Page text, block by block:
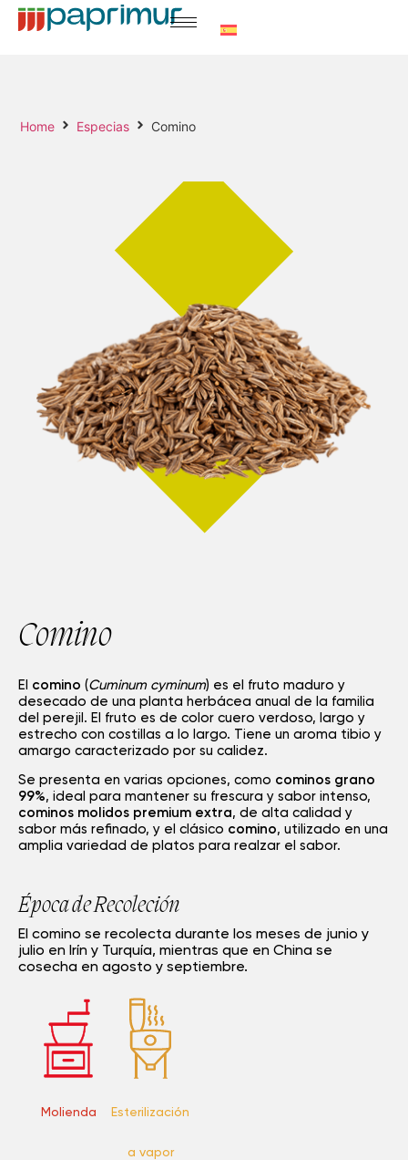
Home Especias Comino
Comino
El comino (Cuminum cyminum) es el fruto maduro y
desecado de una planta herbácea anual de la familia
del perejil. El fruto es de color cuero verdoso, largo y
estrecho con costillas a lo largo. Tiene un aroma tibio y
amargo caracterizado por su calidez.
Se presenta en varias opciones, como cominos grano
99%, ideal para mantener su frescura y sabor intenso,
cominos molidos premium extra, de alta calidad y
sabor más refinado, y el clásico comino, utilizado en una
amplia variedad de platos para realzar el sabor.
Época de Recoleción
El comino se recolecta durante los meses de junio y
julio en Irín y Turquía, mientras que en China se
cosecha en agosto y septiembre.
Molienda Esterilización
a vapor